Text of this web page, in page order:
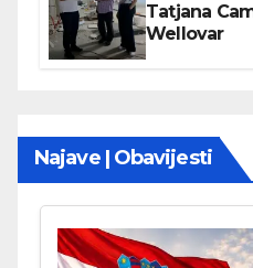
Tatjana
Wellovar
Najave | Obavijesti